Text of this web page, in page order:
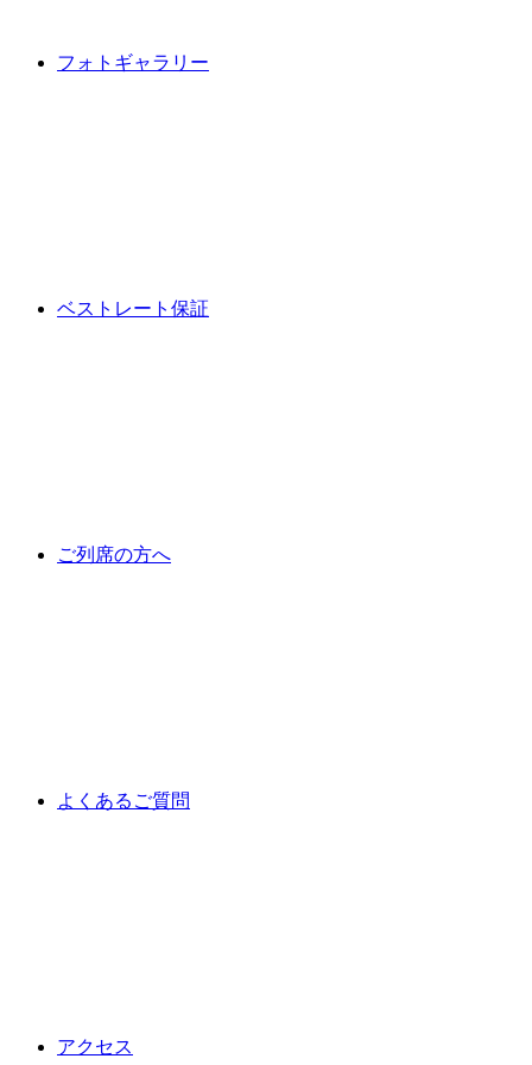
フォトギャラリー
ベストレート保証
ご列席の方へ
よくあるご質問
アクセス